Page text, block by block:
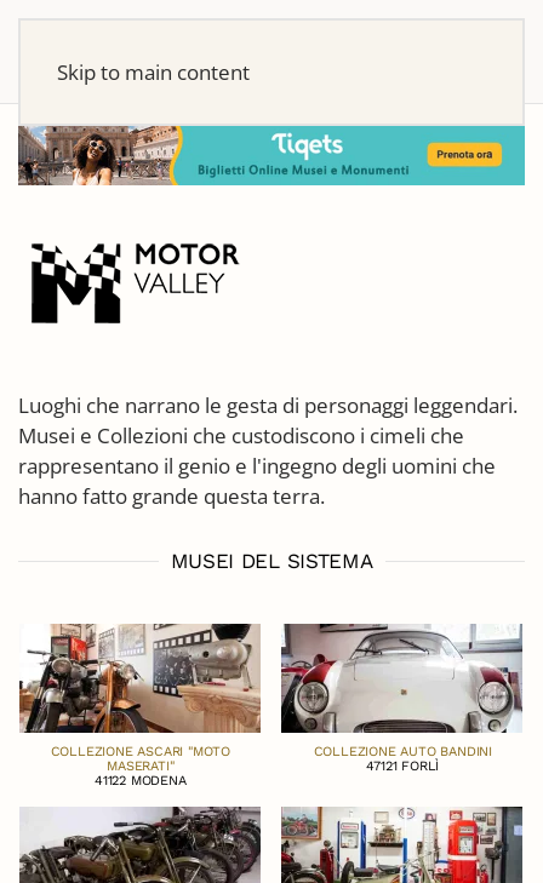
Skip to main content
Luoghi che narrano le gesta di personaggi leggendari.
Musei e Collezioni che custodiscono i cimeli che
rappresentano il genio e l'ingegno degli uomini che
hanno fatto grande questa terra.
MUSEI DEL SISTEMA
COLLEZIONE ASCARI "MOTO
MASERATI"
41122 MODENA
COLLEZIONE AUTO BANDINI
47121 FORLÌ